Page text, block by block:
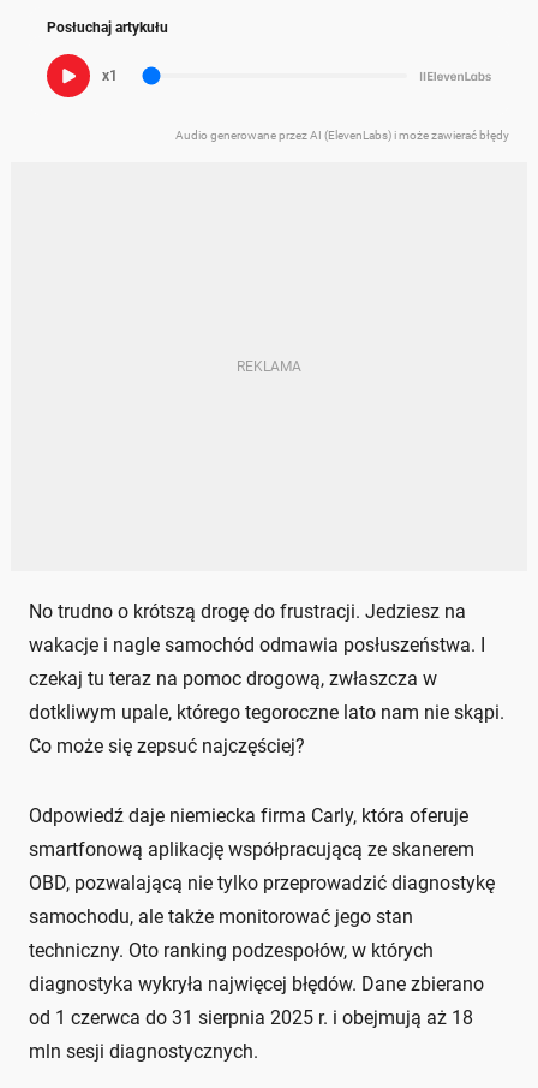
Posłuchaj artykułu
x1
Audio generowane przez AI (ElevenLabs) i może zawierać błędy
No trudno o krótszą drogę do frustracji. Jedziesz na
wakacje i nagle samochód odmawia posłuszeństwa. I
czekaj tu teraz na pomoc drogową, zwłaszcza w
dotkliwym upale, którego tegoroczne lato nam nie skąpi.
Co może się zepsuć najczęściej?
Odpowiedź daje niemiecka firma Carly, która oferuje
smartfonową aplikację współpracującą ze skanerem
OBD, pozwalającą nie tylko przeprowadzić diagnostykę
samochodu, ale także monitorować jego stan
techniczny. Oto ranking podzespołów, w których
diagnostyka wykryła najwięcej błędów. Dane zbierano
od 1 czerwca do 31 sierpnia 2025 r. i obejmują aż 18
mln sesji diagnostycznych.